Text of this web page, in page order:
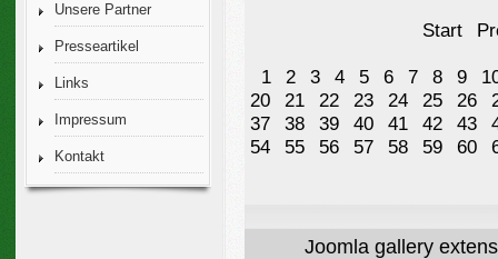
Unsere Partner
Presseartikel
Links
Impressum
Kontakt
Start
1 2 3 4 5 6 7 8 9
20
21 22 23 24 25 26
37
38 39 40 41 42 43
54
55 56 57 58 59 60
Joomla gallery